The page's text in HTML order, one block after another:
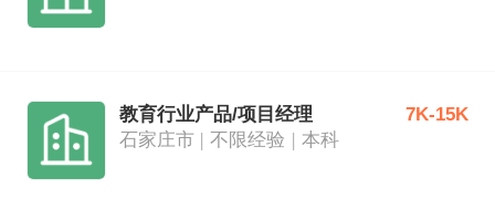
教育行业产品/项目经理
石家庄市
不限经验 本科
7K-15K